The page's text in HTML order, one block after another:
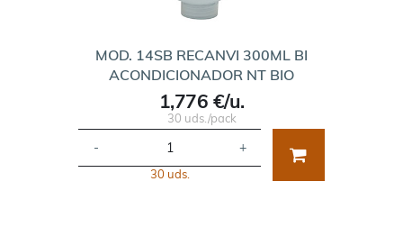
MOD. 14SB RECANVI 300ML BI
ACONDICIONADOR NT BIO
1,776 €/u.
30 uds./pack
- +
30 uds.